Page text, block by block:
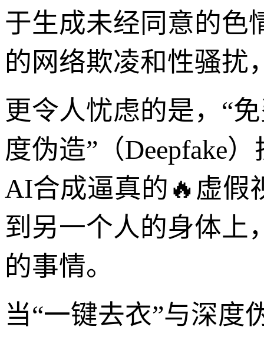
于生成未经同意的色
的网络欺凌和性骚扰
更令人忧虑的是，“
度伪造”（Deepfake
AI合成逼真的🔥虚假
到另一个人的身体上
的事情。
当“一键去衣”与深度